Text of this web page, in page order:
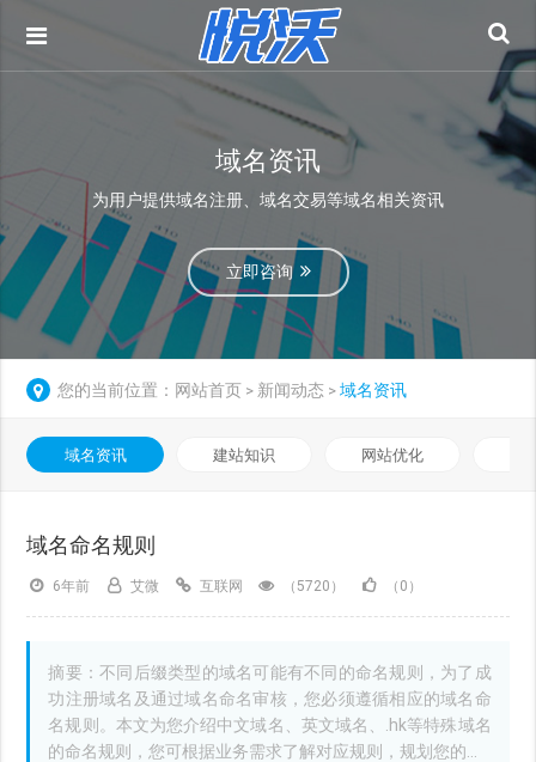
域名资讯
为用户提供域名注册、域名交易等域名相关资讯
立即咨询
您的当前位置： 网站首页 > 新闻动态 >域名资讯
域名资讯 建站知识 网站优化
域名命名规则
6年前 艾微 互联网 （5720） （0）
摘要：不同后缀类型的域名可能有不同的命名规则，为了成
功注册域名及通过域名命名审核，您必须遵循相应的域名命
名规则。本文为您介绍中文域名、英文域名、.hk等特殊域名
的命名规则，您可根据业务需求了解对应规则，规划您的...